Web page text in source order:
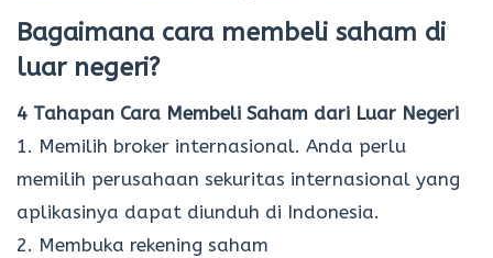
Bagaimana cara membeli saham di
luar negeri?
4 Tahapan Cara Membeli Saham dari Luar Negeri
1. Memilih broker internasional. Anda perlu
memilih perusahaan sekuritas internasional yang
aplikasinya dapat diunduh di Indonesia.
2. Membuka rekening saham